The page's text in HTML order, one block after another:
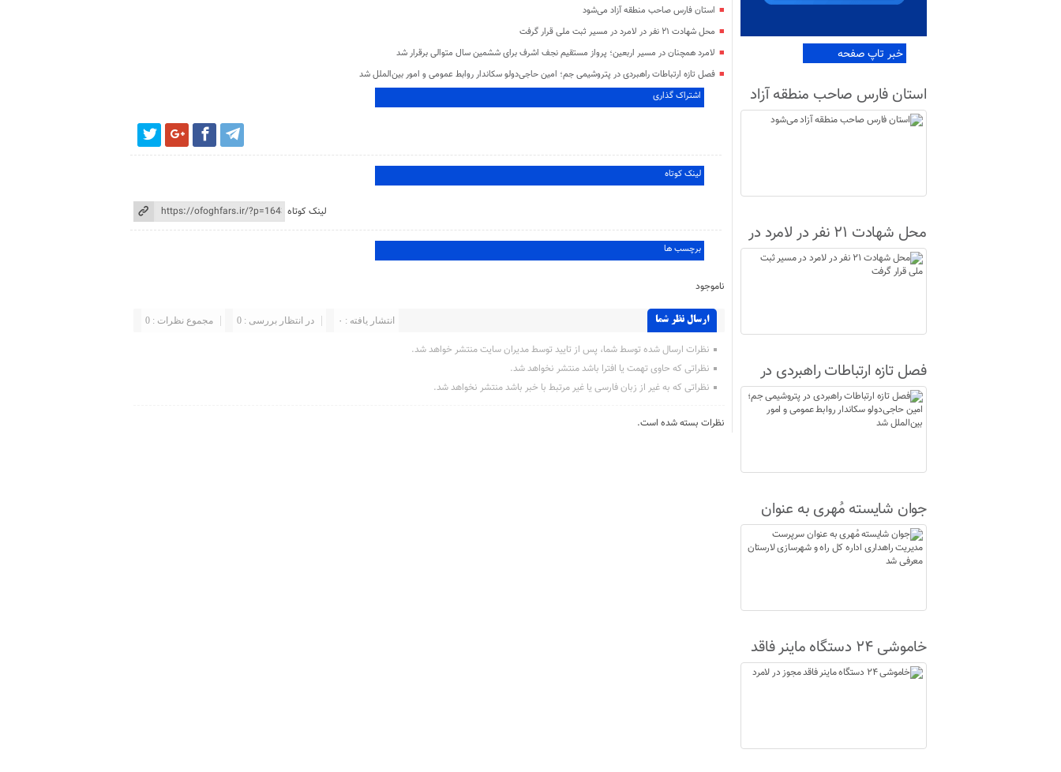
استان فارس صاحب منطقه آزاد می‌شود
محل شهادت ۲۱ نفر در لامرد در مسیر ثبت ملی قرار گرفت
لامرد همچنان در مسیر اربعین؛ پرواز مستقیم نجف اشرف برای ششمین سال متوالی برقرار شد
فصل تازه ارتباطات راهبردی در پتروشیمی جم؛ امین حاجی‌دولو سکاندار روابط عمومی و امور بین‌الملل شد
اشتراک گذاری
لینک کوتاه
لینک کوتاه
برچسب ها
ناموجود
ارسال نظر شما مجموع نظرات : 0 در انتظار بررسی : 0 انتشار یافته : ۰
نظرات ارسال شده توسط شما، پس از تایید توسط مدیران سایت منتشر خواهد شد.
نظراتی که حاوی تهمت یا افترا باشد منتشر نخواهد شد.
نظراتی که به غیر از زبان فارسی یا غیر مرتبط با خبر باشد منتشر نخواهد شد.
نظرات بسته شده است.
خبر تاپ صفحه
استان فارس صاحب منطقه آزاد
می‌شود
محل شهادت ۲۱ نفر در لامرد در
مسیر ثبت ملی قرار گرفت
فصل تازه ارتباطات راهبردی در
پتروشیمی جم؛ امین حاجی‌دولو
سکاندار روابط عمومی و امور
جوان شایسته مُهری به عنوان
سرپرست مدیریت راهداری اداره
کل راه و شهرسازی لارستان
خاموشی ۲۴ دستگاه ماینر فاقد
مجوز در لامرد